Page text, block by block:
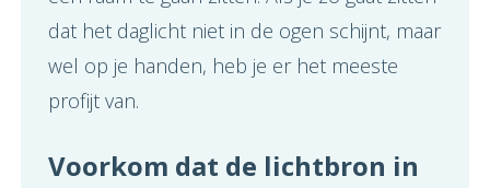
dat het daglicht niet in de ogen schijnt, maar
wel op je handen, heb je er het meeste
profijt van.
Voorkom dat de lichtbron in